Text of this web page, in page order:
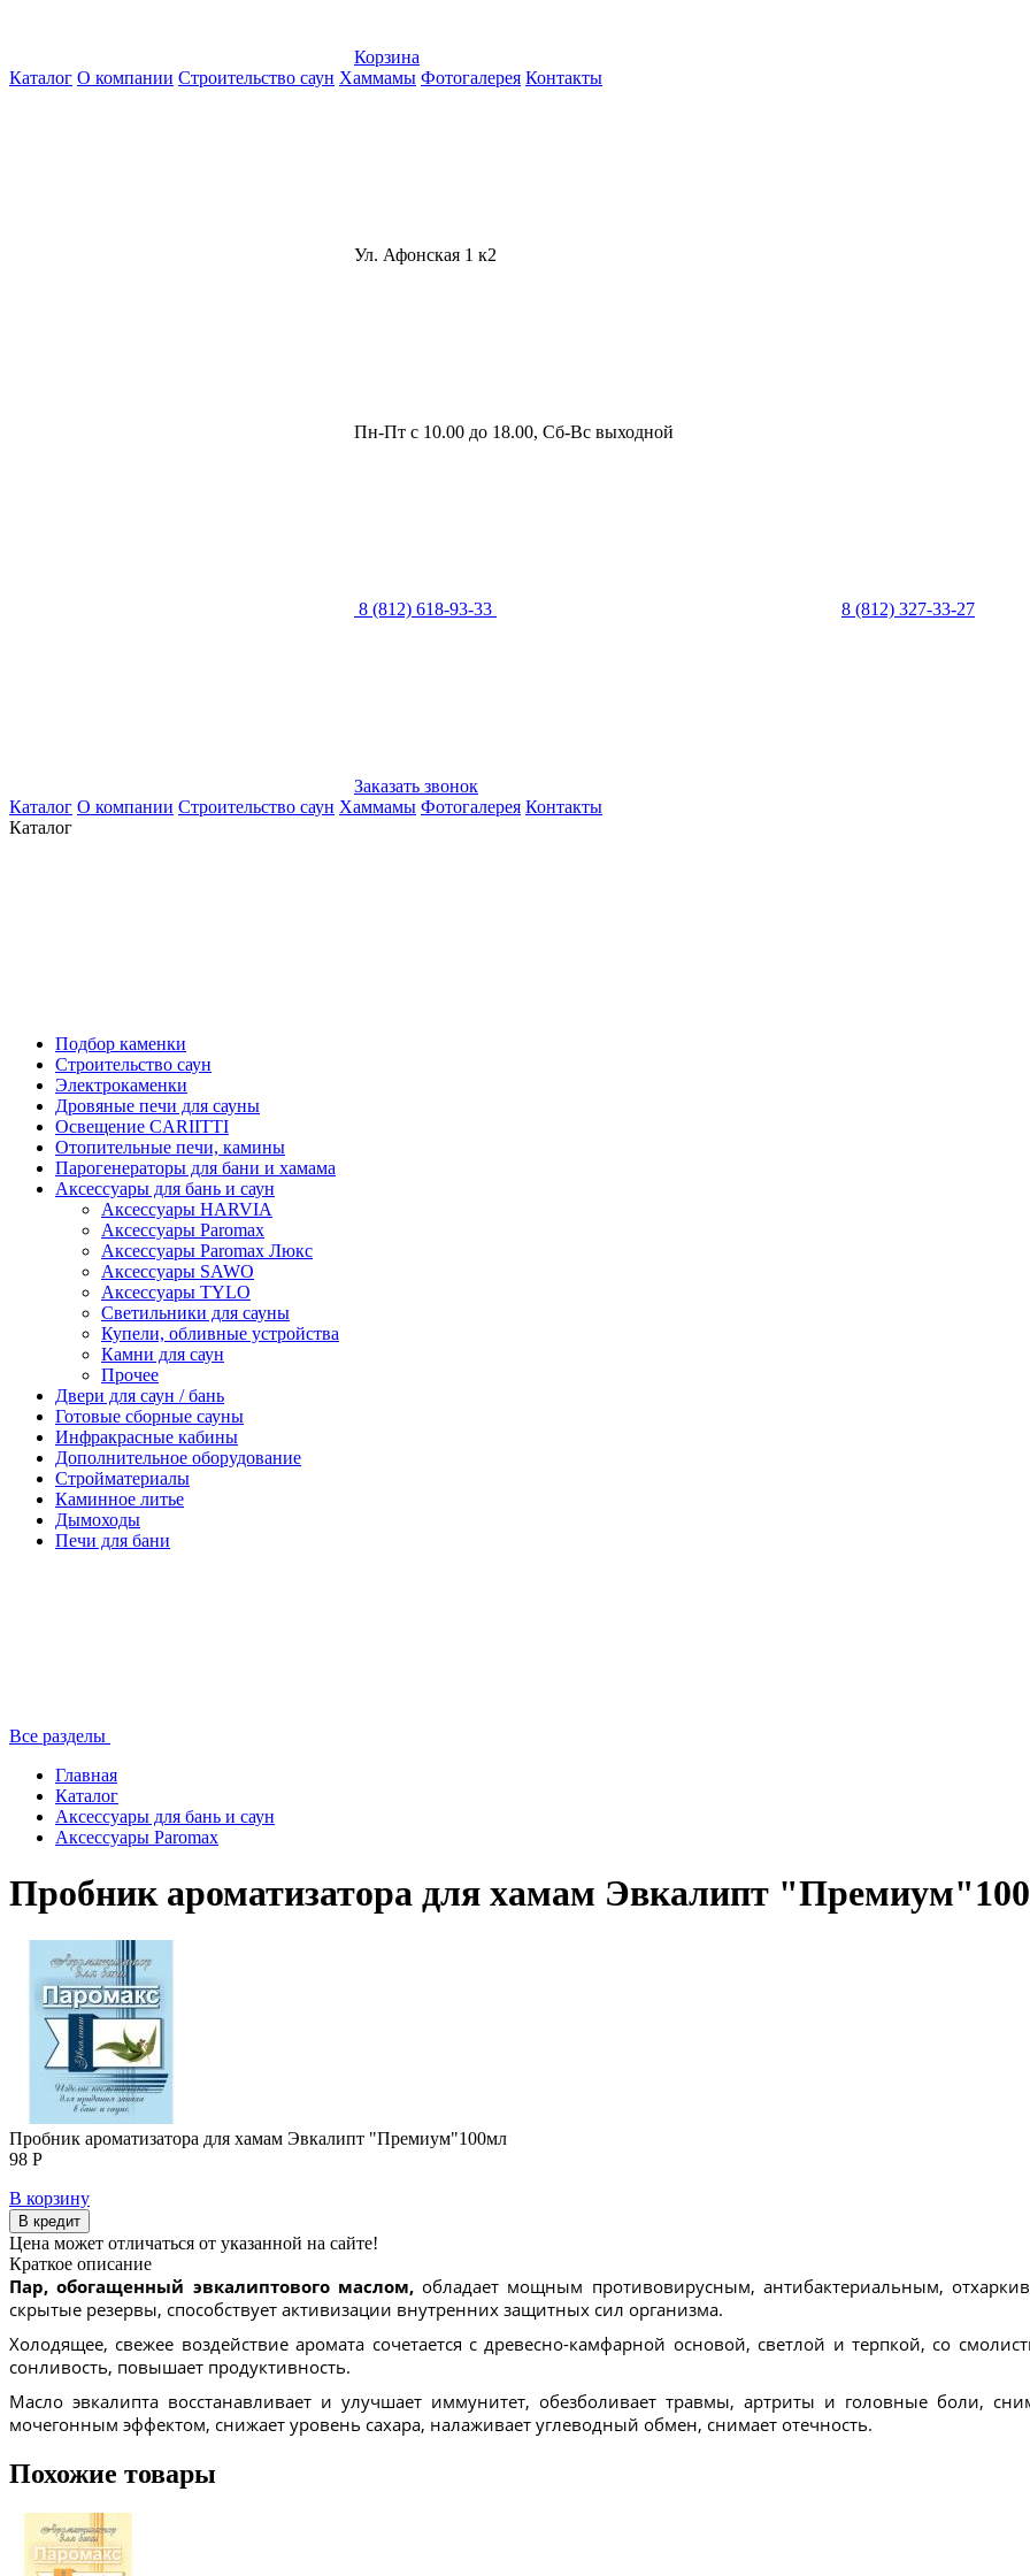
Корзина
Каталог О компании Строительство саун Хаммамы Фотогалерея Контакты
Ул. Афонская 1 к2
Пн-Пт с 10.00 до 18.00, Сб-Вс выходной
8 (812) 618-93-33 8 (812) 327-33-27
Заказать звонок
Каталог О компании Строительство саун Хаммамы Фотогалерея Контакты
Каталог
Подбор каменки
Строительство саун
Электрокаменки
Дровяные печи для сауны
Освещение CARIITTI
Отопительные печи, камины
Парогенераторы для бани и хамама
Аксессуары для бань и саун
Аксессуары HARVIA
Аксессуары Paromax
Аксессуары Paromax Люкс
Аксессуары SAWO
Аксессуары TYLO
Светильники для сауны
Купели, обливные устройства
Камни для саун
Прочее
Двери для саун / бань
Готовые сборные сауны
Инфракрасные кабины
Дополнительное оборудование
Стройматериалы
Каминное литье
Дымоходы
Печи для бани
Все разделы
Главная
Каталог
Аксессуары для бань и саун
Аксессуары Paromax
Пробник ароматизатора для хамам Эвкалипт
Пробник ароматизатора для хамам Эвкалипт "Премиум"100мл
98 Р
В корзину
В кредит
Цена может отличаться от указанной на сайте!
Краткое описание
Пар, обогащенный эвкалиптового маслом,обладает мощным противовирусным, антибактериальным,
скрытые резервы, способствует активизации внутренних защитных сил организма.
Холодящее, свежее воздействие аромата сочетается с древесно-камфарной основой, светлой и терпкой, со
сонливость, повышает продуктивность.
Масло эвкалипта восстанавливает и улучшает иммунитет, обезболивает травмы, артриты и головные боли,
мочегонным эффектом, снижает уровень сахара, налаживает углеводный обмен, снимает отечность.
Похожие товары